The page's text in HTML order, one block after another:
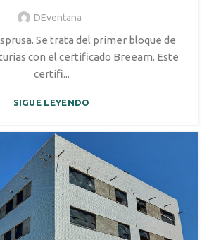
DEventana
Se trata del primer bloque de
con el certificado Breeam. Este
certifi...
SIGUE LEYENDO